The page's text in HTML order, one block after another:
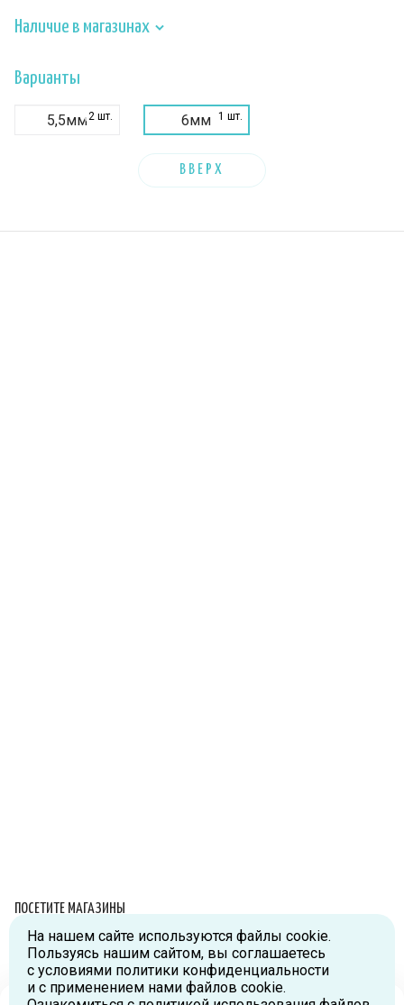
Наличие в магазинах
Варианты
2 шт.
5,5мм 1 шт.
6мм
ВВЕРХ
ПОСЕТИТЕ МАГАЗИНЫ
Схема проезда
г.Москва, ул.Большая Новодмитровская, д.36, стр.2., вход №5
Дизайн-завод «FLACON»
На нашем сайте используются файлы cookie.
Пользуясь нашим сайтом, вы соглашаетесь
с условиями политики конфиденциальности
и с применением нами файлов cookie.